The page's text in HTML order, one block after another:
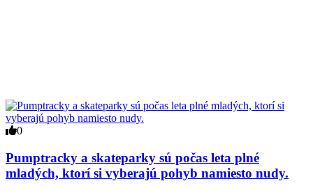
0
Pumptracky a skateparky sú počas leta plné
mladých, ktorí si vyberajú pohyb namiesto nudy.